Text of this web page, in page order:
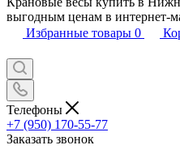
выгодным ценам в интернет-
Избранные товары 0
Телефоны
+7 (950) 170-55-77
Заказать звонок